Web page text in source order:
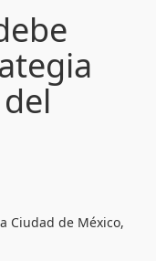
Ciudad de México,